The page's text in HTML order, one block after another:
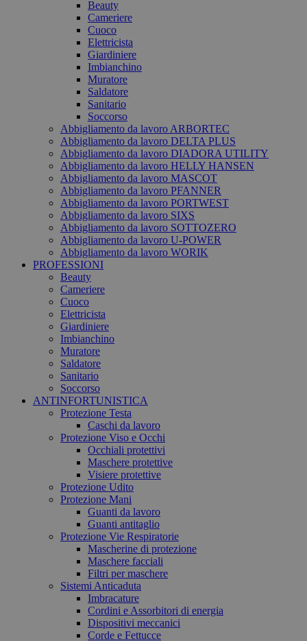
Beauty
Cameriere
Cuoco
Elettricista
Giardiniere
Imbianchino
Muratore
Saldatore
Sanitario
Soccorso
Abbigliamento da lavoro ARBORTEC
Abbigliamento da lavoro DELTA PLUS
Abbigliamento da lavoro DIADORA UTILITY
Abbigliamento da lavoro HELLY HANSEN
Abbigliamento da lavoro MASCOT
Abbigliamento da lavoro PFANNER
Abbigliamento da lavoro PORTWEST
Abbigliamento da lavoro SIXS
Abbigliamento da lavoro SOTTOZERO
Abbigliamento da lavoro U-POWER
Abbigliamento da lavoro WORIK
PROFESSIONI
Beauty
Cameriere
Cuoco
Elettricista
Giardiniere
Imbianchino
Muratore
Saldatore
Sanitario
Soccorso
ANTINFORTUNISTICA
Protezione Testa
Caschi da lavoro
Protezione Viso e Occhi
Occhiali protettivi
Maschere protettive
Visiere protettive
Protezione Udito
Protezione Mani
Guanti da lavoro
Guanti antitaglio
Protezione Vie Respiratorie
Mascherine di protezione
Maschere facciali
Filtri per maschere
Sistemi Anticaduta
Imbracature
Cordini e Assorbitori di energia
Dispositivi meccanici
Corde e Fettucce